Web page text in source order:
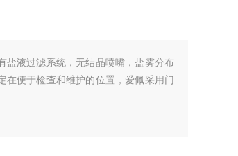
盐液过滤系统，无结晶喷嘴，盐雾分布
在便于检查和维护的位置，爱佩采用门